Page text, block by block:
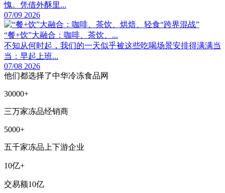
愧。凭借外酥里...
07/09 2026
“餐+饮”大融合：咖啡、茶饮、...
不知从何时起，我们的一天似乎被这些吃喝场景安排得满满当
当：早起上班...
07/08 2026
他们都选择了中华冷冻食品网
30000+
三万家冻品经销商
5000+
五千家冻品上下游企业
10亿+
交易额10亿